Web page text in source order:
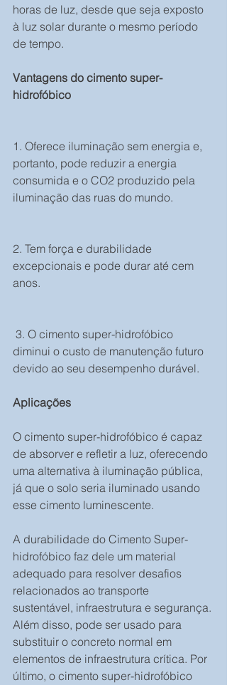
horas de luz, desde que seja exposto
à luz solar durante o mesmo período
de tempo.
Vantagens do cimento super-
hidrofóbico
1. Oferece iluminação sem energia e,
portanto, pode reduzir a energia
consumida e o CO2 produzido pela
iluminação das ruas do mundo.
2. Tem força e durabilidade
excepcionais e pode durar até cem
anos.
diminui o custo de manutenção futuro
devido ao seu desempenho durável.
Aplicações
O cimento super-hidrofóbico é capaz
de absorver e refletir a luz, oferecendo
uma alternativa à iluminação pública,
já que o solo seria iluminado usando
esse cimento luminescente.
A durabilidade do Cimento Super-
hidrofóbico faz dele um material
adequado para resolver desafios
relacionados ao transporte
sustentável, infraestrutura e segurança.
Além disso, pode ser usado para
substituir o concreto normal em
elementos de infraestrutura crítica. Por
último, o cimento super-hidrofóbico